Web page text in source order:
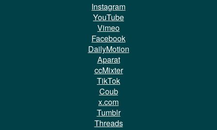
Instagram
YouTube
Vimeo
Facebook
DailyMotion
Aparat
ccMixter
TikTok
Coub
x.com
Tumblr
Threads